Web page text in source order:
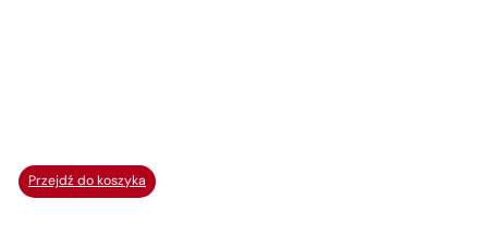
Przejdź do koszyka